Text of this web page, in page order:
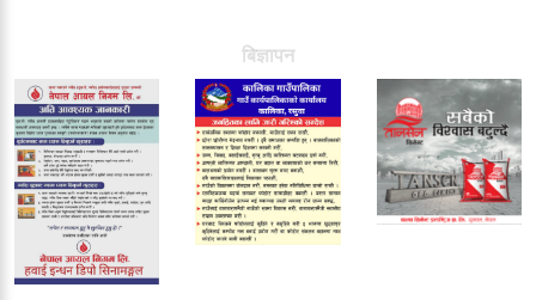
बिज्ञापन